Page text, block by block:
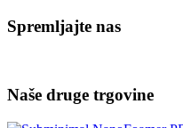
Spremljajte nas
Naše druge trgovine